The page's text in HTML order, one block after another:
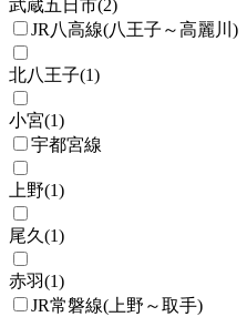
武蔵五日市(2)
JR八高線(八王子～高麗川)
北八王子(1)
小宮(1)
宇都宮線
上野(1)
尾久 (1)
赤羽(1)
JR常磐線(上野～取手)